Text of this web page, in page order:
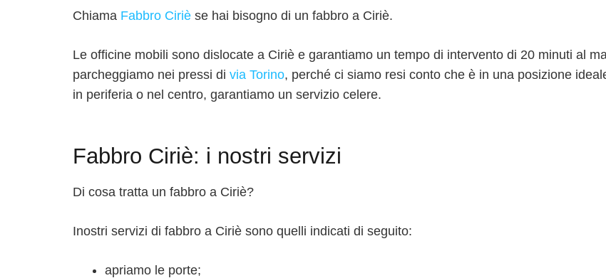
Chiama Fabbro Ciriè se hai bisogno di un fabbro a Ciriè.
Le officine mobili sono dislocate a Ciriè e garantiamo un tempo di intervento di 20 minuti al
parcheggiamo nei pressi di via Torino, perché ci siamo resi conto che è in una posizione
in periferia o nel centro, garantiamo un servizio celere.
Fabbro Ciriè: i nostri servizi
Di cosa tratta un fabbro a Ciriè?
Inostri servizi di fabbro a Ciriè sono quelli indicati di seguito:
apriamo le porte;